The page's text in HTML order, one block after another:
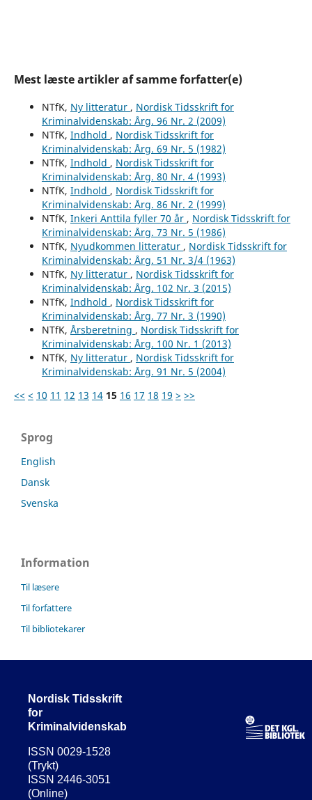
Mest læste artikler af samme forfatter(e)
NTfK, Ny litteratur , Nordisk Tidsskrift for
Kriminalvidenskab: Årg. 96 Nr. 2 (2009)
NTfK, Indhold , Nordisk Tidsskrift for
Kriminalvidenskab: Årg. 69 Nr. 5 (1982)
NTfK, Indhold , Nordisk Tidsskrift for
Kriminalvidenskab: Årg. 80 Nr. 4 (1993)
NTfK, Indhold , Nordisk Tidsskrift for
Kriminalvidenskab: Årg. 86 Nr. 2 (1999)
NTfK, Inkeri Anttila fyller 70 år , Nordisk Tidsskrift for
Kriminalvidenskab: Årg. 73 Nr. 5 (1986)
NTfK, Nyudkommen litteratur , Nordisk Tidsskrift for
Kriminalvidenskab: Årg. 51 Nr. 3/4 (1963)
NTfK, Ny litteratur , Nordisk Tidsskrift for
Kriminalvidenskab: Årg. 102 Nr. 3 (2015)
NTfK, Indhold , Nordisk Tidsskrift for
Kriminalvidenskab: Årg. 77 Nr. 3 (1990)
NTfK, Årsberetning , Nordisk Tidsskrift for
Kriminalvidenskab: Årg. 100 Nr. 1 (2013)
NTfK, Ny litteratur , Nordisk Tidsskrift for
Kriminalvidenskab: Årg. 91 Nr. 5 (2004)
<< < 10 11 12 13 14 15 16 17 18 19 > >>
Sprog
English
Dansk
Svenska
Information
Til læsere
Til forfattere
Til bibliotekarer
Nordisk Tidsskrift
for
Kriminalvidenskab
ISSN 0029-1528
(Trykt)
ISSN 2446-3051
(Online)